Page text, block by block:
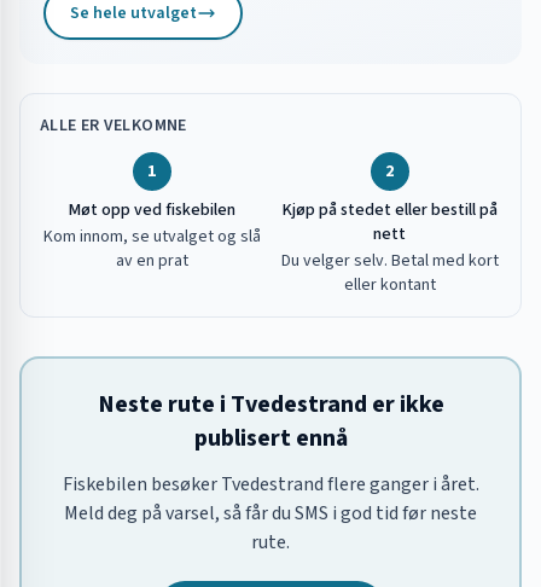
Se hele utvalget
ALLE ER VELKOMNE
1
Møt opp ved fiskebilen
Kom innom, se utvalget og slå
av en prat
2
Kjøp på stedet eller bestill på
nett
Du velger selv. Betal med kort
eller kontant
Neste rute i Tvedestrand er ikke
publisert ennå
Fiskebilen besøker Tvedestrand flere ganger i året.
Meld deg på varsel, så får du SMS i god tid før neste
rute.